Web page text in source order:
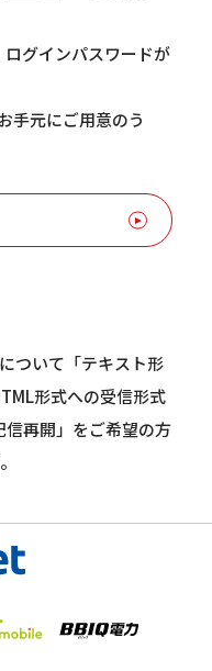
グインパスワードが
手元にご用意のう
ついて「テキスト形
形式への受信形式
再開」をご希望の方